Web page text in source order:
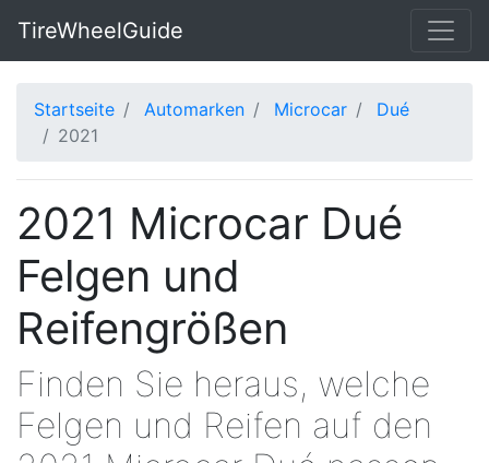
TireWheelGuide
Startseite Automarken Microcar
Dué
2021
2021 Microcar Dué
Felgen und
Reifengrößen
Finden Sie heraus, welche
Felgen und Reifen auf den